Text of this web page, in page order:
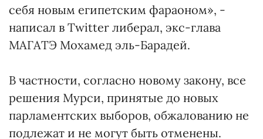
себя новым египетским фараоном», -
написал в Twitter либерал, экс-глава
МАГАТЭ Мохамед эль-Барадей.
В частности, согласно новому закону, все
решения Мурси, принятые до новых
парламентских выборов, обжалованию не
подлежат и не могут быть отменены.